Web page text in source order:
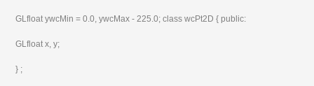
GLfloat ywcMin = 0.0, ywcMax - 225.0; class wcPt2D { public:
GLfloat x, y;
} ;